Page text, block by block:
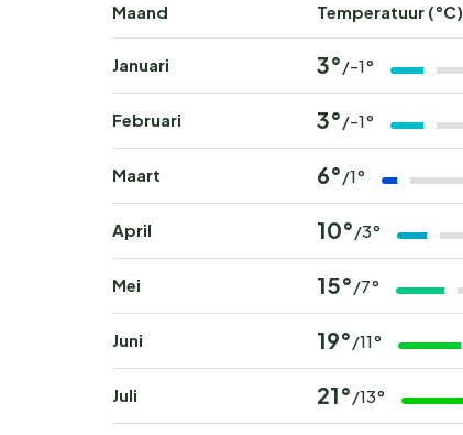
Maand Temperatuur (°C)
Januari 3° /-1°
Februari 3° /-1°
Maart 6° /1°
April 10° /3°
Mei 15° /7°
Juni 19° /11°
Juli 21° /13°